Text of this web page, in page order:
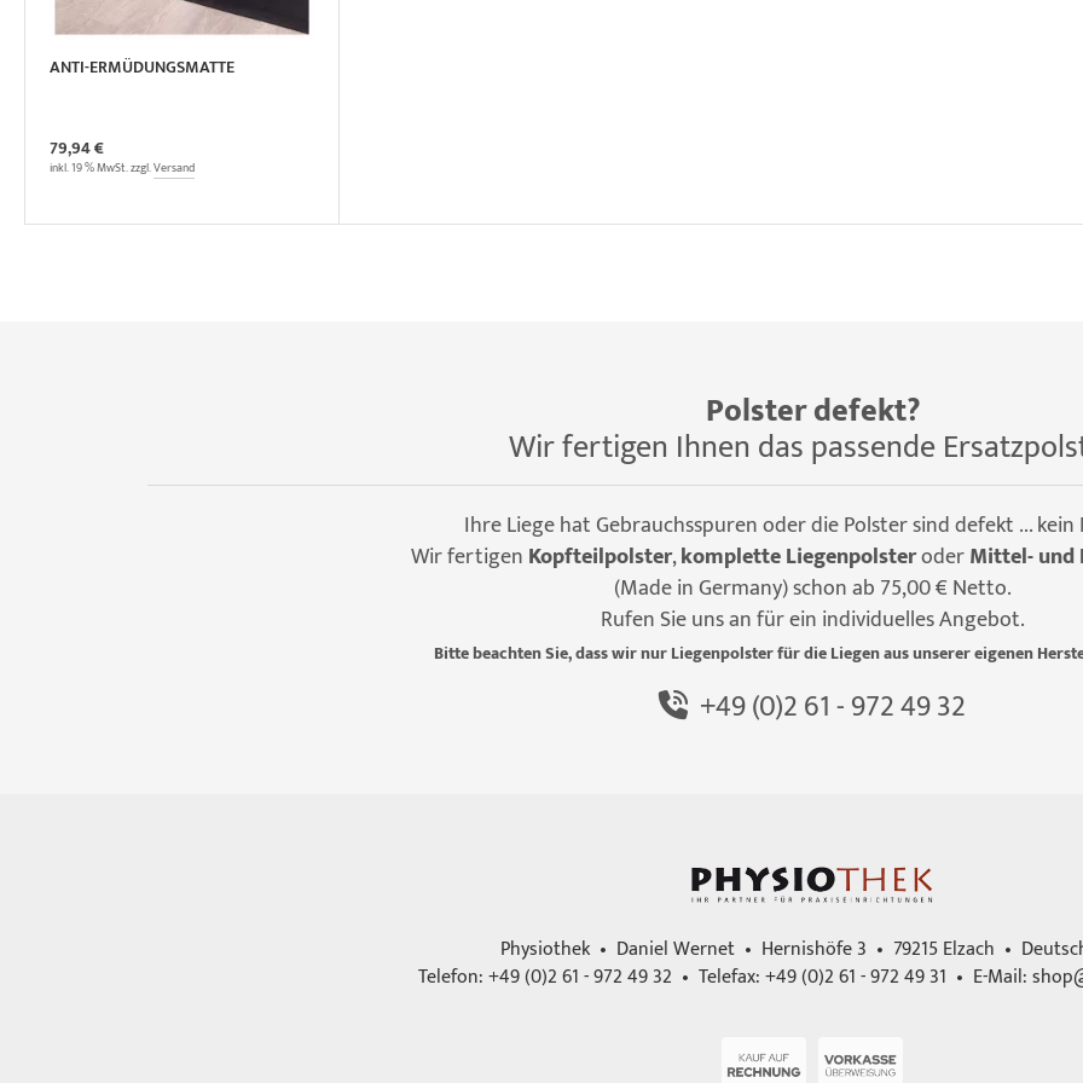
ANTI-ERMÜDUNGSMATTE
79,94 €
inkl. 19 % MwSt. zzgl.Versand
Polster defekt?
Wir fertigen Ihnen das passende
Ihre Liege hat Gebrauchsspuren oder die Polster sind defekt ... kein
Wir fertigen Kopfteilpolster,komplette LiegenpolsteroderMittel- und
(Made in Germany) schon ab 75,00 € Netto.
Rufen Sie uns an für ein individuelles Angebot.
Bitte beachten Sie, dass wir nur Liegenpolster für die Liegen aus unserer eigenen
+49 (0)2 61 - 972 49 32
Physiothek • Daniel Wernet • Hernishöfe 3 • 79215 Elzach •
Telefon: +49 (0)2 61 - 972 49 32 • Telefax: +49 (0)2 61 - 972 49 31 • E-Mail: